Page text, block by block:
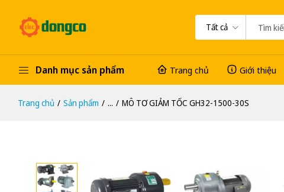
Tất cả
Danh mục sản phẩm Trang chủ Giới thiệu
Trang chủ Sản phẩm ... MÔ TƠ GIẢM TỐC GH32-1500-30S